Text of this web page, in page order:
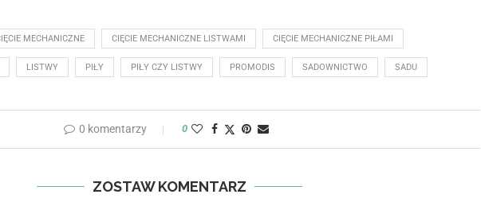
MECHANICZNE CIĘCIE MECHANICZNE LISTWAMI CIĘCIE MECHANICZNE PIŁAMI
LISTWY PIŁY PIŁY CZY LISTWY PROMODIS SADOWNICTWO SADU
0 komentarzy 0
ZOSTAW KOMENTARZ